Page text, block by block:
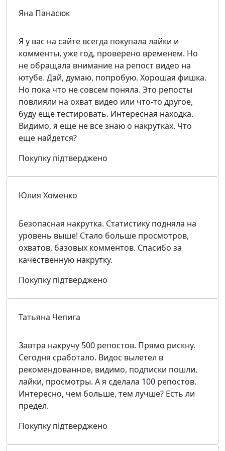
Яна Панасюк
Я у вас на сайте всегда покупала лайки и
комменты, уже год, проверено временем. Но
не обращала внимание на репост видео на
ютубе. Дай, думаю, попробую. Хорошая фишка.
Но пока что не совсем поняла. Это репосты
повлияли на охват видео или что-то другое,
буду еще тестировать. Интересная находка.
Видимо, я еще не все знаю о накрутках. Что
еще найдется?
Покупку підтверджено
Юлия Хоменко
Безопасная накрутка. Статистику подняла на
уровень выше! Стало больше просмотров,
охватов, базовых комментов. Спасибо за
качественную накрутку.
Покупку підтверджено
Татьяна Чепига
Завтра накручу 500 репостов. Прямо рискну.
Сегодня сработало. Видос вылетел в
рекомендованное, видимо, подписки пошли,
лайки, просмотры. А я сделала 100 репостов.
Интересно, чем больше, тем лучше? Есть ли
предел.
Покупку підтверджено